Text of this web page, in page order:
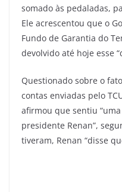
somado às pedaladas,
Ele acrescentou que o
Fundo de Garantia do
devolvido até hoje esse
Questionado sobre o
contas enviadas pelo
afirmou que sentiu
presidente Renan”,
tiveram, Renan “disse